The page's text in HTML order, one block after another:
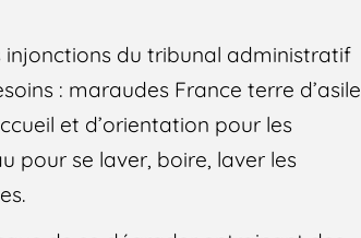
injonctions du tribunal administratif
: maraudes France terre d’asile
et d’orientation pour les
pour se laver, boire, laver les